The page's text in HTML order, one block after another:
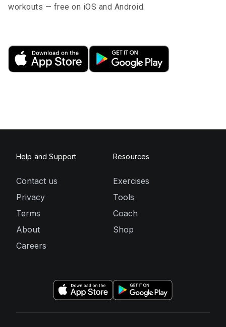
workouts — free on iOS and Android.
Help and Support
Contact us
Privacy
Terms
About
Careers
Resources
Exercises
Tools
Coach
Shop